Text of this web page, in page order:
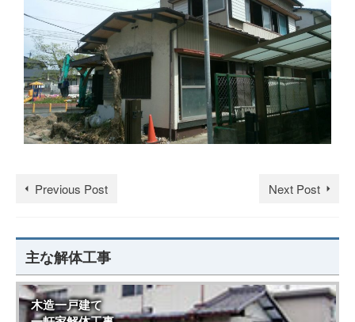
Previous Post Next Post
主な解体工事
木造一戸建て